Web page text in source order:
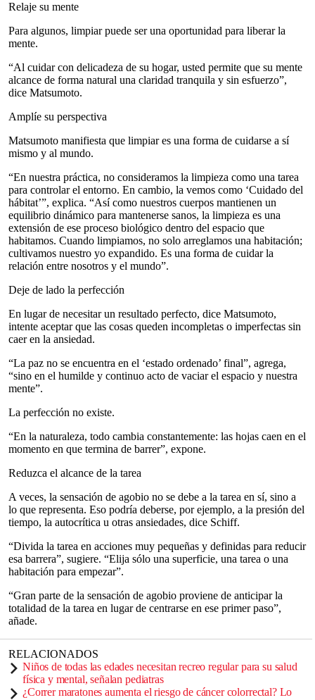
Relaje su mente
Para algunos, limpiar puede ser una oportunidad para liberar la
mente.
“Al cuidar con delicadeza de su hogar, usted permite que su mente
alcance de forma natural una claridad tranquila y sin esfuerzo”,
dice Matsumoto.
Amplíe su perspectiva
Matsumoto manifiesta que limpiar es una forma de cuidarse a sí
mismo y al mundo.
“En nuestra práctica, no consideramos la limpieza como una tarea
para controlar el entorno. En cambio, la vemos como ‘Cuidado del
hábitat’”, explica. “Así como nuestros cuerpos mantienen un
equilibrio dinámico para mantenerse sanos, la limpieza es una
extensión de ese proceso biológico dentro del espacio que
habitamos. Cuando limpiamos, no solo arreglamos una habitación;
cultivamos nuestro yo expandido. Es una forma de cuidar la
relación entre nosotros y el mundo”.
Deje de lado la perfección
En lugar de necesitar un resultado perfecto, dice Matsumoto,
intente aceptar que las cosas queden incompletas o imperfectas sin
caer en la ansiedad.
“La paz no se encuentra en el ‘estado ordenado’ final”, agrega,
“sino en el humilde y continuo acto de vaciar el espacio y nuestra
mente”.
La perfección no existe.
“En la naturaleza, todo cambia constantemente: las hojas caen en el
momento en que termina de barrer”, expone.
Reduzca el alcance de la tarea
A veces, la sensación de agobio no se debe a la tarea en sí, sino a
lo que representa. Eso podría deberse, por ejemplo, a la presión del
tiempo, la autocrítica u otras ansiedades, dice Schiff.
“Divida la tarea en acciones muy pequeñas y definidas para reducir
esa barrera”, sugiere. “Elija sólo una superficie, una tarea o una
habitación para empezar”.
“Gran parte de la sensación de agobio proviene de anticipar la
totalidad de la tarea en lugar de centrarse en ese primer paso”,
añade.
RELACIONADOS
Niños de todas las edades necesitan recreo regular para su salud
física y mental, señalan pediatras
¿Correr maratones aumenta el riesgo de cáncer colorrectal? Lo